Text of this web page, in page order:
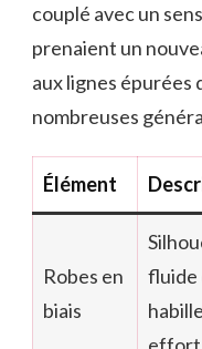
couplé avec un
prenaient un
aux lignes épurées
nombreuses
Élément
Robes en
biais
fluide